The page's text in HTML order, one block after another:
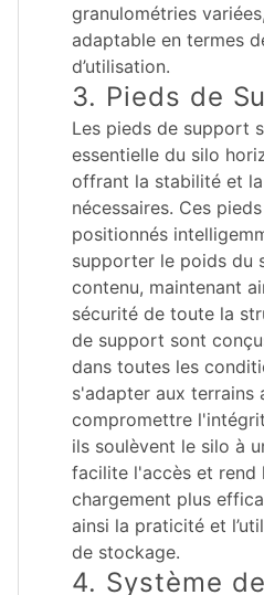
granulométries
adaptable en termes
d’utilisation.
3. Pieds de
Les pieds de support
essentielle du silo
offrant la stabilité et
nécessaires. Ces
positionnés
supporter le poids du
contenu, maintenant
sécurité de toute la
de support sont
dans toutes les
s'adapter aux terrains
compromettre
ils soulèvent le silo à
facilite l'accès et rend
chargement plus
ainsi la praticité et
de stockage.
4. Système